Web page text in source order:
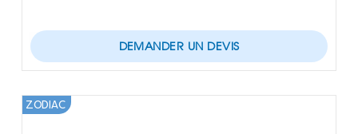
DEMANDER UN DEVIS
ZODIAC